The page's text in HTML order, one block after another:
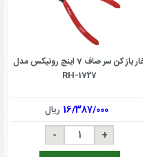
خار باز کن سر صاف 7 اینچ رونیکس مدل
RH-1727
16/387/000 ریال